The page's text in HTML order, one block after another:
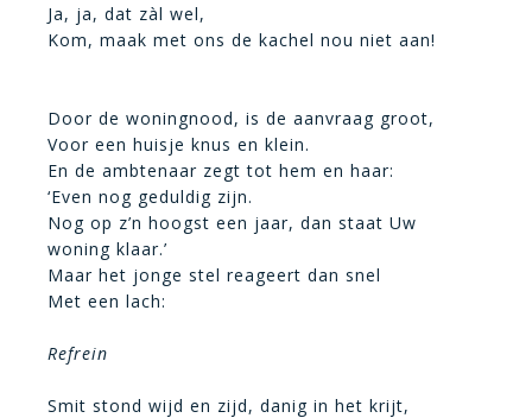
Ja, ja, dat zàl wel,
Kom, maak met ons de kachel nou niet aan!
Door de woningnood, is de aanvraag groot,
Voor een huisje knus en klein.
En de ambtenaar zegt tot hem en haar:
‘Even nog geduldig zijn.
Nog op z’n hoogst een jaar, dan staat Uw
woning klaar.’
Maar het jonge stel reageert dan snel
Met een lach:
Refrein
Smit stond wijd en zijd, danig in het krijt,